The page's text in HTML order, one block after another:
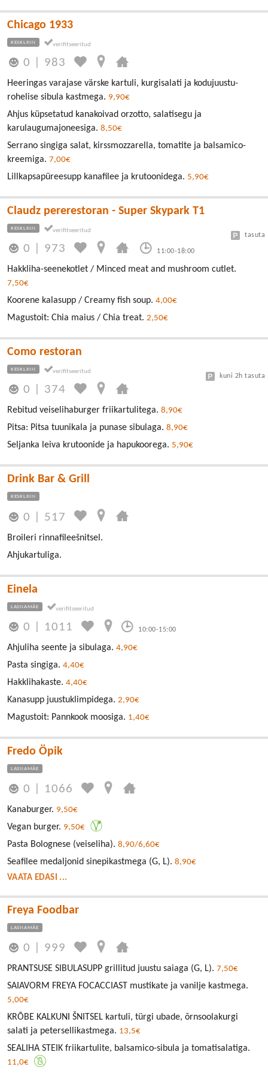
Chicago 1933
KESKLINN
0 983
Heeringas varajase värske kartuli, kurgisalati ja kodujuustu-
rohelise sibula kastmega. 9,90€
Ahjus küpsetatud kanakoivad orzotto, salatisegu ja
karulaugumajoneesiga. 8,50€
Serrano singiga salat, kirssmozzarella, tomatite ja balsamico-
kreemiga. 7,00€
Lillkapsapüreesupp kanafilee ja krutoonidega. 5,90€
Claudz pererestoran - Super Skypark T1
KESKLINN
0 973 11:00-18:00
tasuta
Hakkliha-seenekotlet / Minced meat and mushroom cutlet.
7,50€
Koorene kalasupp / Creamy fish soup. 4,00€
Magustoit: Chia maius / Chia treat. 2,50€
Como restoran
KESKLINN
0 374
kuni 2h tasuta
Rebitud veiselihaburger friikartulitega. 8,90€
Pitsa: Pitsa tuunikala ja punase sibulaga. 8,90€
Seljanka leiva krutoonide ja hapukoorega. 5,90€
Drink Bar & Grill
KESKLINN
0 517
Broileri rinnafileešnitsel.
Ahjukartuliga.
Einela
LASNAMÄE
0 1011 10:00-15:00
Ahjuliha seente ja sibulaga. 4,90€
Pasta singiga. 4,40€
Hakklihakaste. 4,40€
Kanasupp juustuklimpidega. 2,90€
Magustoit: Pannkook moosiga. 1,40€
Fredo Öpik
LASNAMÄE
0 1066
Kanaburger. 9,50€
Vegan burger. 9,50€
Pasta Bolognese (veiseliha). 8,90/6,60€
Seafilee medaljonid sinepikastmega (G, L). 8,90€
VAATA EDASI ...
Freya Foodbar
LASNAMÄE
0 999
PRANTSUSE SIBULASUPP grillitud juustu saiaga (G, L). 7,50€
SAIAVORM FREYA FOCACCIAST mustikate ja vanilje kastmega.
5,00€
KRÕBE KALKUNI ŠNITSEL kartuli, türgi ubade, õrnsoolakurgi
salati ja petersellikastmega. 13,5€
SEALIHA STEIK friikartulite, balsamico-sibula ja tomatisalatiga.
11,0€